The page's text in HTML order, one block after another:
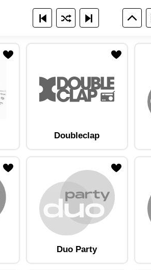
Doubleclap
hulka
Duo Party
hulka